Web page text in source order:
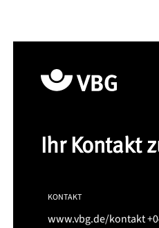
Ihr Kontakt
KONTAKT
www.vbg.de/kontakt